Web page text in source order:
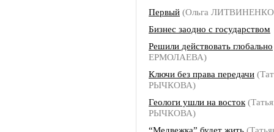
Первый (Ольга
Бизнес заодно с государством
Решили действовать глобально
ЕРМОЛАЕВА)
Ключи без права передачи
РЫЧКОВА)
Геологи ушли на восток
РЫЧКОВА)
“Медвежка” будет жить